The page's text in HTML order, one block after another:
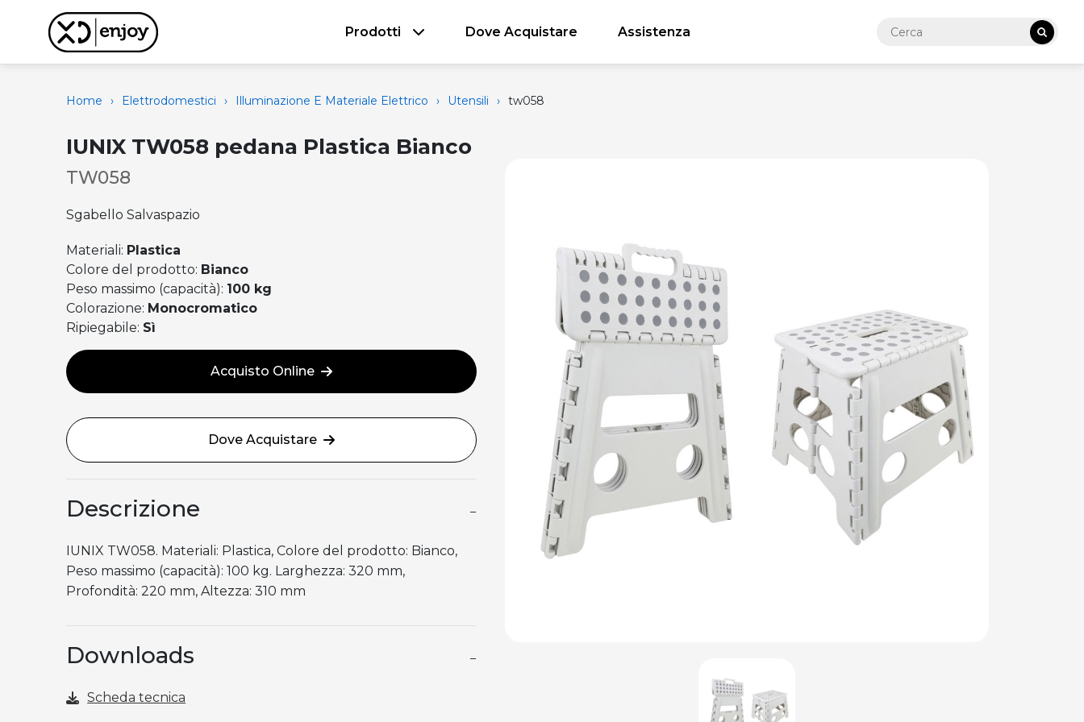
Prodotti Dove Acquistare Assistenza
Home › Elettrodomestici › Illuminazione E Materiale Elettrico › Utensili › tw058
IUNIX TW058 pedana Plastica Bianco
TW058
Sgabello Salvaspazio
Materiali: Plastica
Colore del prodotto: Bianco
Peso massimo (capacità): 100 kg
Colorazione: Monocromatico
Ripiegabile: Sì
Acquisto Online
Dove Acquistare
Descrizione −
IUNIX TW058. Materiali: Plastica, Colore del prodotto: Bianco,
Peso massimo (capacità): 100 kg. Larghezza: 320 mm,
Profondità: 220 mm, Altezza: 310 mm
Downloads −
Scheda tecnica